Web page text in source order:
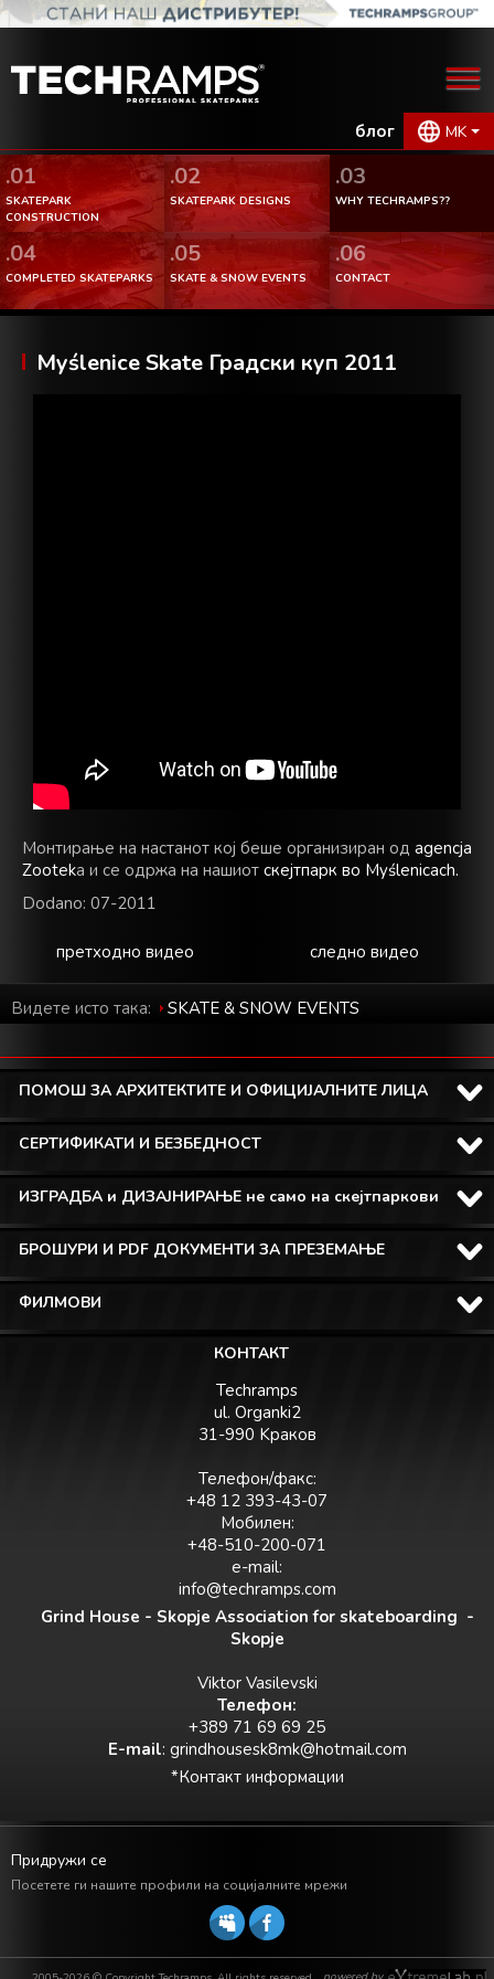
блог MK
.01
SKATEPARK
CONSTRUCTION
.02
SKATEPARK DESIGNS
.03
WHY TECHRAMPS??
.04
COMPLETED SKATEPARKS
.05
SKATE & SNOW EVENTS
.06
CONTACT
Myślenice Skate Градски куп 2011
Монтирање на настанот кој беше организиран од agencja
Zooteka и се одржа на нашиот скејтпарк во Myślenicach.
Dodano: 07-2011
следно видео
претходно видео
Видете исто така: SKATE & SNOW EVENTS
ПОМОШ ЗА АРХИТЕКТИТЕ И ОФИЦИЈАЛНИТЕ ЛИЦА
СЕРТИФИКАТИ И БЕЗБЕДНОСТ
ИЗГРАДБА и ДИЗАЈНИРАЊЕ не само на скејтпаркови
БРОШУРИ И PDF ДОКУМЕНТИ ЗА ПРЕЗЕМАЊЕ
ФИЛМОВИ
КОНТАКТ
Techramps
ul. Organki2
31-990 Kраков
Телефон/факс:
+48 12 393-43-07
Мобилен:
+48-510-200-071
e-mail:
info@techramps.com
Grind House - Skopje Association for skateboarding -
Skopje
Viktor Vasilevski
Teлефон:
+389 71 69 69 25
E-mail: grindhousesk8mk@hotmail.com
*Контакт информации
Придружи се
Посетете ги нашите профили на социјалните мрежи